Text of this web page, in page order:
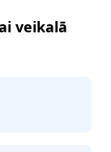
veikalā